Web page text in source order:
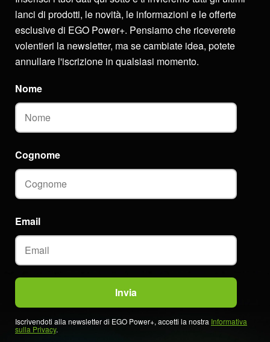
lanci di prodotti, le novità, le informazioni e le offerte
esclusive di EGO Power+. Pensiamo che riceverete
volentieri la newsletter, ma se cambiate idea, potete
annullare l'iscrizione in qualsiasi momento.
Email
Nome
Cognome
Iscrivendoti alla newsletter di EGO Power+, accetti la nostra Informativa
sulla Privacy.